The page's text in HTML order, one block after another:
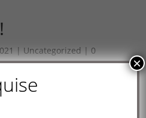
| Uncategorized |0
×